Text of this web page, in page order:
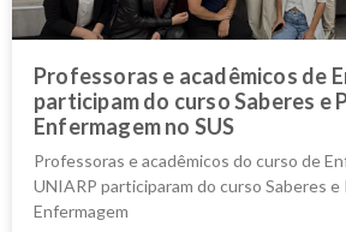
Professoras e acadêmicos de
participam do curso Saberes e
Enfermagem no SUS
Professoras e acadêmicos do curso de
UNIARP participaram do curso Saberes e
Enfermagem